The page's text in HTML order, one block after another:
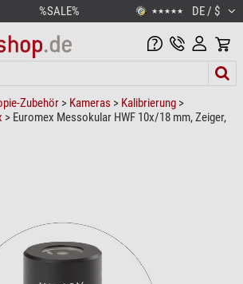
%SALE% ★★★★★ DE / $
Zubehör > Kameras > Kalibrierung >
> Euromex Messokular HWF 10x/18 mm, Zeiger,